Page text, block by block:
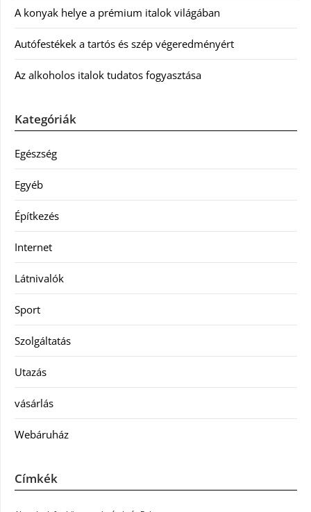
A konyak helye a prémium italok világában
Autófestékek a tartós és szép végeredményért
Az alkoholos italok tudatos fogyasztása
Kategóriák
Egészség
Egyéb
Építkezés
Internet
Látnivalók
Sport
Szolgáltatás
Utazás
vásárlás
Webáruház
Címkék